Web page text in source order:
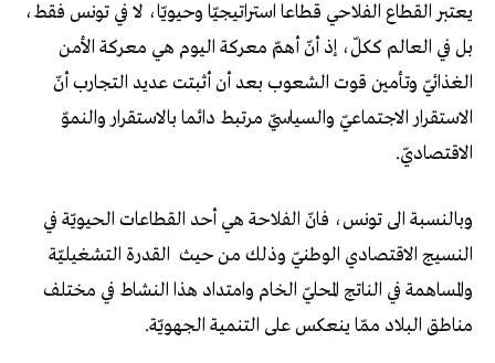
يعتبر القطاع الفلاحي قطاعا استراتيجيّا وحيويّا، لا في تونس فقط،
بل في العالم ككلّ، إذ أنّ أهمّ معركة اليوم هي معركة الأمن
الغذائيّ وتأمين قوت الشعوب بعد أن أثبتت عديد التجارب أنّ
الاستقرار الاجتماعيّ والسياسيّ مرتبط دائما بالاستقرار والنموّ
الاقتصاديّ.
وبالنسبة الى تونس، فانّ الفلاحة هي أحد القطاعات الحيويّة في
النسيج الاقتصادي الوطنيّ وذلك من حيث القدرة التشغيليّة
والمساهمة في الناتج المحليّ الخام وامتداد هذا النشاط في مختلف
مناطق البلاد ممّا ينعكس على التنمية الجهويّة.